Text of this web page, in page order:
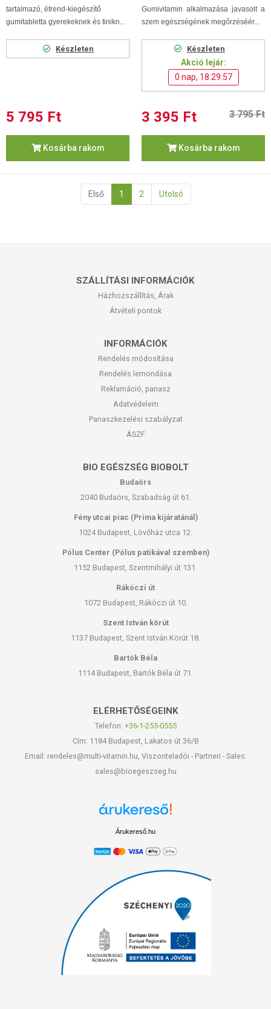
tartalmazó, étrend-kiegészítő
gumitabletta gyerekeknek és tinikn...
Készleten
5 795 Ft
Kosárba rakom
Gumivitamin alkalmazása javasolt a
szem egészségének megőrzéséér...
Készleten
Akció lejár:
0 nap, 18:29:56
3 395 Ft 3 795 Ft
Kosárba rakom
Első 1 2 Utolsó
SZÁLLÍTÁSI INFORMÁCIÓK
Házhozszállítás, Árak
Átvételi pontok
INFORMÁCIÓK
Rendelés módosítása
Rendelés lemondása
Reklamáció, panasz
Adatvédelem
Panaszkezelési szabályzat
ÁSZF
BIO EGÉSZSÉG BIOBOLT
Budaörs
2040 Budaörs, Szabadság út 61.
Fény utcai piac (Príma kijáratánál)
1024 Budapest, Lövőház utca 12.
Pólus Center (Pólus patikával szemben)
1152 Budapest, Szentmihályi út 131.
Rákóczi út
1072 Budapest, Rákóczi út 10.
Szent István körút
1137 Budapest, Szent István Körút 18.
Bartók Béla
1114 Budapest, Bartók Béla út 71.
ELÉRHETŐSÉGEINK
Telefon: +36-1-255-0555
Cím: 1184 Budapest, Lakatos út 36/B
Email: rendeles@multi-vitamin.hu, Viszonteladói - Partneri - Sales:
sales@bioegeszseg.hu
Árukereső.hu